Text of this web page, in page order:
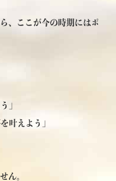
、ここが今の時期にはポ
」
叶えよう」
ん。